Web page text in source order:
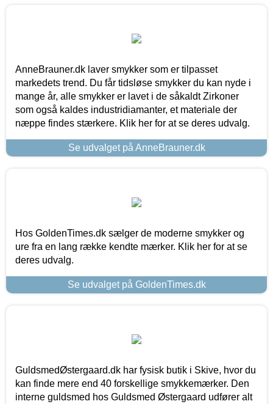
AnneBrauner.dk laver smykker som er tilpasset
markedets trend. Du får tidsløse smykker du kan nyde i
mange år, alle smykker er lavet i de såkaldt Zirkoner
som også kaldes industridiamanter, et materiale der
næppe findes stærkere. Klik her for at se deres udvalg.
Se udvalget på AnneBrauner.dk
Hos GoldenTimes.dk sælger de moderne smykker og
ure fra en lang række kendte mærker. Klik her for at se
deres udvalg.
Se udvalget på GoldenTimes.dk
GuldsmedØstergaard.dk har fysisk butik i Skive, hvor du
kan finde mere end 40 forskellige smykkemærker. Den
interne guldsmed hos Guldsmed Østergaard udfører alt